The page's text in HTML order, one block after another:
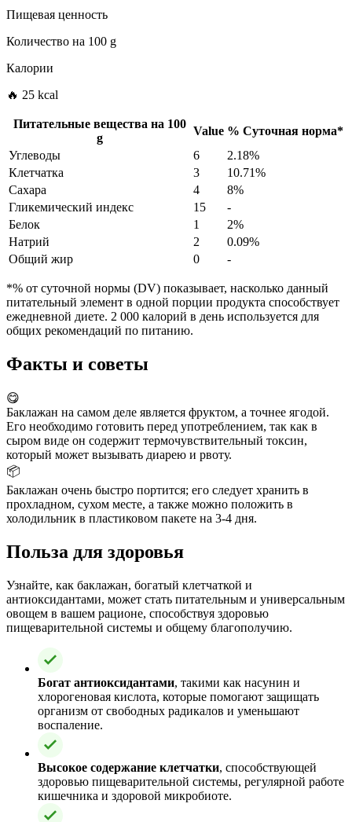
Пищевая ценность
Количество на 100 g
Калории
🔥 25 kcal
Питательные вещества на 100
g
Value % Суточная норма*
Углеводы
6
2.18%
Клетчатка
3
10.71%
Сахара
4
8%
Гликемический индекс
15
-
Белок
1
2%
Натрий
2
0.09%
Общий жир
0 -
*% от суточной нормы (DV) показывает, насколько данный
питательный элемент в одной порции продукта способствует
ежедневной диете. 2 000 калорий в день используется для
общих рекомендаций по питанию.
Факты и советы
😋
Баклажан на самом деле является фруктом, а точнее ягодой.
Его необходимо готовить перед употреблением, так как в
сыром виде он содержит термочувствительный токсин,
который может вызывать диарею и рвоту.
📦
Баклажан очень быстро портится; его следует хранить в
прохладном, сухом месте, а также можно положить в
холодильник в пластиковом пакете на 3-4 дня.
Польза для здоровья
Узнайте, как баклажан, богатый клетчаткой и
антиоксидантами, может стать питательным и универсальным
овощем в вашем рационе, способствуя здоровью
пищеварительной системы и общему благополучию.
Богат антиоксидантами, такими как насунин и
хлорогеновая кислота, которые помогают защищать
организм от свободных радикалов и уменьшают
воспаление.
Высокое содержание клетчатки, способствующей
здоровью пищеварительной системы, регулярной работе
кишечника и здоровой микробиоте.